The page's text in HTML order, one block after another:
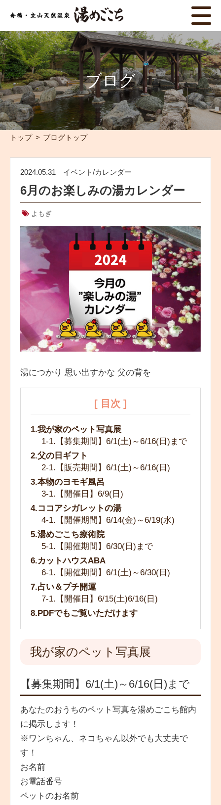
ブログ
トップ ブログトップ
2024.05.31 イベント/カレンダー
6月のお楽しみの湯カレンダー
よもぎ
湯につかり 思い出すかな 父の背を
[ 目次 ]
1.我が家のペット写真展
1-1.【募集期間】6/1(土)～6/16(日)まで
2.父の日ギフト
2-1.【販売期間】6/1(土)～6/16(日)
3.本物のヨモギ風呂
3-1.【開催日】6/9(日)
4.ココアシガレットの湯
4-1.【開催期間】6/14(金)～6/19(水)
5.湯めごこち療術院
5-1.【開催期間】6/30(日)まで
6.カットハウスABA
6-1.【開催期間】6/1(土)～6/30(日)
7.占い＆プチ開運
7-1.【開催日】6/15(土)6/16(日)
8.PDFでもご覧いただけます
我が家のペット写真展
【募集期間】6/1(土)～6/16(日)まで
あなたのおうちのペット写真を湯めごこち館内
に掲示します！
※ワンちゃん、ネコちゃん以外でも大丈夫で
す！
お名前
お電話番号
ペットのお名前